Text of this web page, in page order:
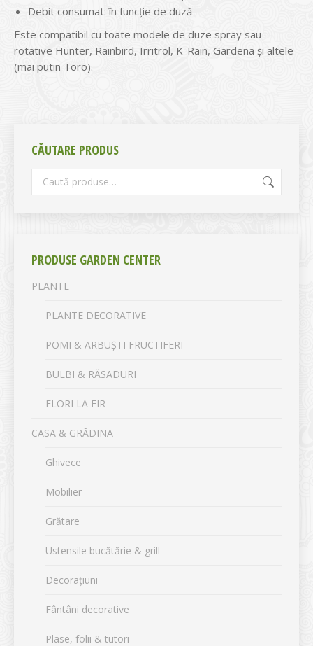
Debit consumat: în funcție de duză
Este compatibil cu toate modele de duze spray sau
rotative Hunter, Rainbird, Irritrol, K-Rain, Gardena și altele
(mai putin Toro).
CĂUTARE PRODUS
PRODUSE GARDEN CENTER
PLANTE
PLANTE DECORATIVE
POMI & ARBUȘTI FRUCTIFERI
BULBI & RĂSADURI
FLORI LA FIR
CASA & GRĂDINA
Ghivece
Mobilier
Grătare
Ustensile bucătărie & grill
Decorațiuni
Fântâni decorative
Plase, folii & tutori